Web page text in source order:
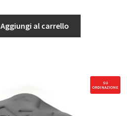
Aggiungi al carrello
SU
ORDINAZIONE